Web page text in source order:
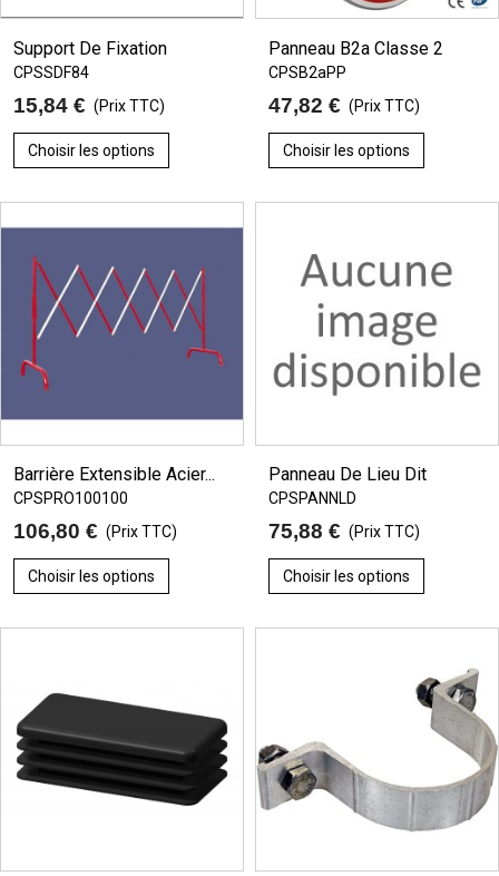
Support De Fixation
CPSSDF84
15,84 € (Prix TTC)
Choisir les options
Panneau B2a Classe 2
CPSB2aPP
47,82 € (Prix TTC)
Choisir les options
Barrière Extensible Acier...
CPSPRO100100
106,80 € (Prix TTC)
Choisir les options
Panneau De Lieu Dit
CPSPANNLD
75,88 € (Prix TTC)
Choisir les options